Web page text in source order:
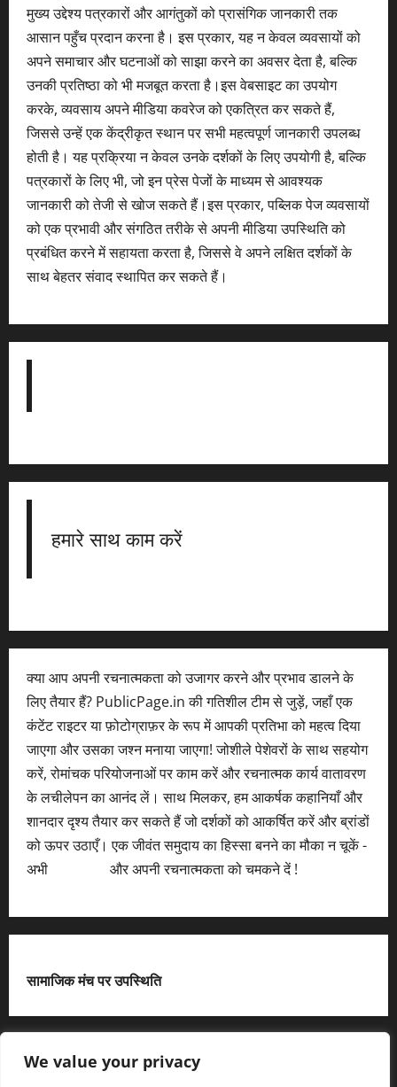
We value your privacy
मुख्य उद्देश्य पत्रकारों और आगंतुकों को प्रासंगिक जानकारी तक
आसान पहुँच प्रदान करना है। इस प्रकार, यह न केवल व्यवसायों को
अपने समाचार और घटनाओं को साझा करने का अवसर देता है, बल्कि
उनकी प्रतिष्ठा को भी मजबूत करता है।इस वेबसाइट का उपयोग
करके, व्यवसाय अपने मीडिया कवरेज को एकत्रित कर सकते हैं,
जिससे उन्हें एक केंद्रीकृत स्थान पर सभी महत्वपूर्ण जानकारी उपलब्ध
होती है। यह प्रक्रिया न केवल उनके दर्शकों के लिए उपयोगी है, बल्कि
पत्रकारों के लिए भी, जो इन प्रेस पेजों के माध्यम से आवश्यक
जानकारी को तेजी से खोज सकते हैं।इस प्रकार, पब्लिक पेज व्यवसायों
को एक प्रभावी और संगठित तरीके से अपनी मीडिया उपस्थिति को
प्रबंधित करने में सहायता करता है, जिससे वे अपने लक्षित दर्शकों के
साथ बेहतर संवाद स्थापित कर सकते हैं।
हमारे साथ काम करें
क्या आप अपनी रचनात्मकता को उजागर करने और प्रभाव डालने के
लिए तैयार हैं? PublicPage.in की गतिशील टीम से जुड़ें, जहाँ एक
कंटेंट राइटर या फ़ोटोग्राफ़र के रूप में आपकी प्रतिभा को महत्व दिया
जाएगा और उसका जश्न मनाया जाएगा! जोशीले पेशेवरों के साथ सहयोग
करें, रोमांचक परियोजनाओं पर काम करें और रचनात्मक कार्य वातावरण
के लचीलेपन का आनंद लें। साथ मिलकर, हम आकर्षक कहानियाँ और
शानदार दृश्य तैयार कर सकते हैं जो दर्शकों को आकर्षित करें और ब्रांडों
को ऊपर उठाएँ। एक जीवंत समुदाय का हिस्सा बनने का मौका न चूकें -
अभी
और अपनी रचनात्मकता को चमकने दें !
सामाजिक मंच पर उपस्थिति
X